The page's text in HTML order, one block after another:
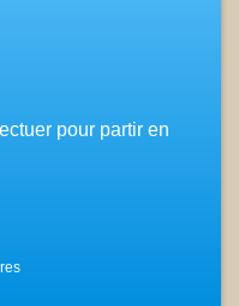
pour partir en